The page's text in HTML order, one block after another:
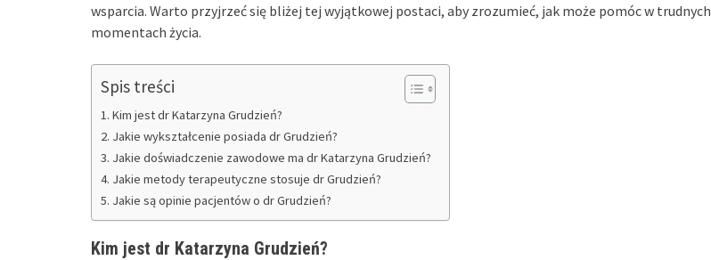
wsparcia. Warto przyjrzeć się bliżej tej wyjątkowej postaci, aby zrozumieć, jak może pomóc w trudnych
momentach życia.
Spis treści
Kim jest dr Katarzyna Grudzień?
Jakie wykształcenie posiada dr Grudzień?
Jakie doświadczenie zawodowe ma dr Katarzyna Grudzień?
Jakie metody terapeutyczne stosuje dr Grudzień?
Jakie są opinie pacjentów o dr Grudzień?
Kim jest dr Katarzyna Grudzień?